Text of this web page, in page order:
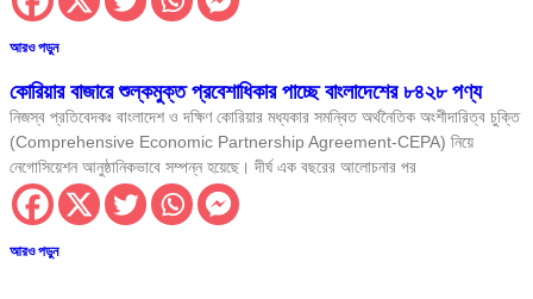
আরও পড়ুন
কোরিয়ার বাজারে শুল্কমুক্ত প্রবেশাধিকার পাচ্ছে বাংলাদেশের ৮৪২৮ পণ্য
নিজস্ব প্রতিবেদকঃ বাংলাদেশ ও দক্ষিণ কোরিয়ার মধ্যকার সমন্বিত অর্থনৈতিক অংশীদারিত্ব চুক্তি
(Comprehensive Economic Partnership Agreement-CEPA) নিয়ে
নেগোসিয়েশন আনুষ্ঠানিকভাবে সম্পন্ন হয়েছে। দীর্ঘ এক বছরের আলোচনার পর
আরও পড়ুন